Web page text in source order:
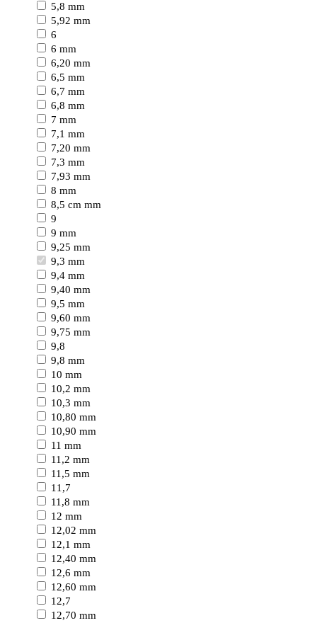
5,8 mm
5,92 mm
6
6 mm
6,20 mm
6,5 mm
6,7 mm
6,8 mm
7 mm
7,1 mm
7,20 mm
7,3 mm
7,93 mm
8 mm
8,5 cm mm
9
9 mm
9,25 mm
9,3 mm
9,4 mm
9,40 mm
9,5 mm
9,60 mm
9,75 mm
9,8
9,8 mm
10 mm
10,2 mm
10,3 mm
10,80 mm
10,90 mm
11 mm
11,2 mm
11,5 mm
11,7
11,8 mm
12 mm
12,02 mm
12,1 mm
12,40 mm
12,6 mm
12,60 mm
12,7
12,70 mm